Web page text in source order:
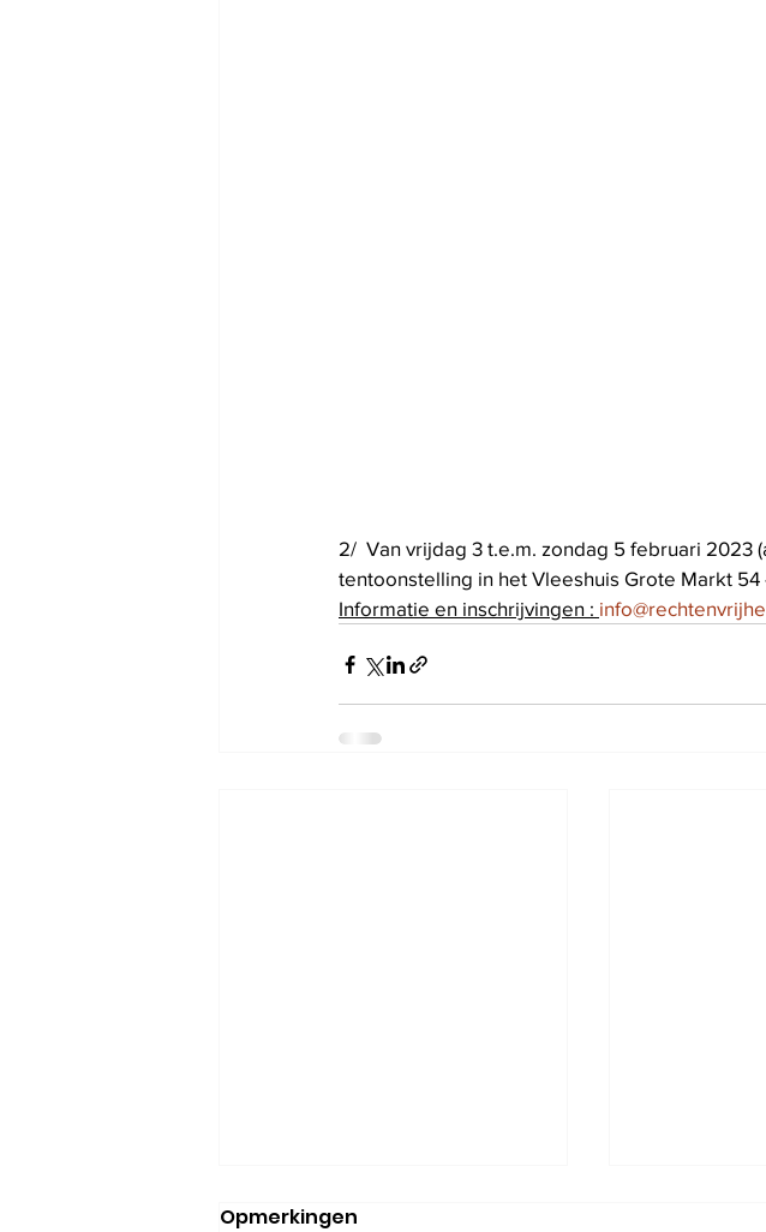
2/  Van vrijdag 3 t.e.m. zondag 5 februari
tentoonstelling in het Vleeshuis Grote Markt 54
Informatie en inschrijvingen :
Opmerkingen